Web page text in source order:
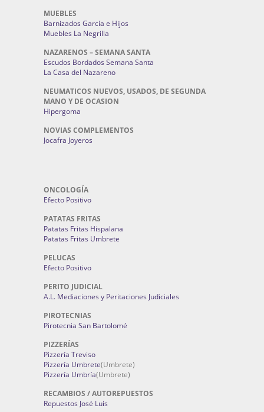
MUEBLES
Barnizados García e Hijos
Muebles La Negrilla
NAZARENOS – SEMANA SANTA
Escudos Bordados Semana Santa
La Casa del Nazareno
NEUMATICOS NUEVOS, USADOS, DE SEGUNDA
MANO Y DE OCASION
Hipergoma
NOVIAS COMPLEMENTOS
Jocafra Joyeros
ONCOLOGÍA
Efecto Positivo
PATATAS FRITAS
Patatas Fritas Hispalana
Patatas Fritas Umbrete
PELUCAS
Efecto Positivo
PERITO JUDICIAL
A.L. Mediaciones y Peritaciones Judiciales
PIROTECNIAS
Pirotecnia San Bartolomé
PIZZERÍAS
Pizzería Treviso
Pizzería Umbrete(Umbrete)
Pizzería Umbría(Umbrete)
RECAMBIOS / AUTOREPUESTOS
Repuestos José Luis